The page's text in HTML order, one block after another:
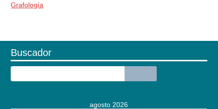
Grafología
Buscador
agosto 2026